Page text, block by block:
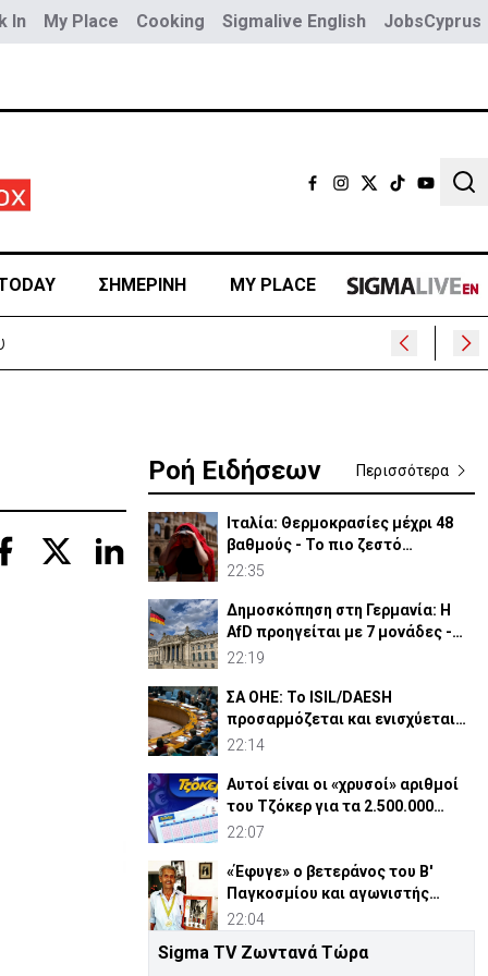
In My Place Cooking Sigmalive English JobsCyprus
ΣΗΜΕΡΙΝΗ MY PLACE
Ροή Ειδήσεων Περισσότερα
Ιταλία: Θερμοκρασίες μέχρι 48
βαθμούς - Το πιο ζεστό
καλοκαίρι των 100 χρόνων
22:35
Δημοσκόπηση στη Γερμανία: Η
AfD προηγείται με 7 μονάδες -
Διεύρυνε τη διαφορά
22:19
ΣΑ ΟΗΕ: Το ISIL/DAESH
προσαρμόζεται και ενισχύεται
στην Αφρική - Πώς απειλεί
22:14
Αυτοί είναι οι «χρυσοί» αριθμοί
του Τζόκερ για τα 2.500.000
ευρώ
22:07
«Έφυγε» ο βετεράνος του Β'
Παγκοσμίου και αγωνιστής
ΕΟΚΑ, Παύλος Μ. Κασάπης
22:04
«Όχι» 9 χωρών σε ισχυρισμό
Sigma TV Ζωντανά Τώρα